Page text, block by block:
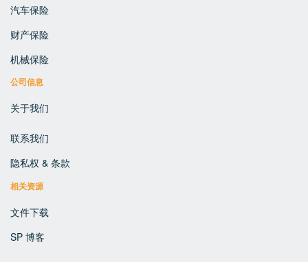
汽车保险
财产保险
机械保险
公司信息
关于我们
联系我们
隐私权 & 条款
相关资源
文件下载
SP 博客